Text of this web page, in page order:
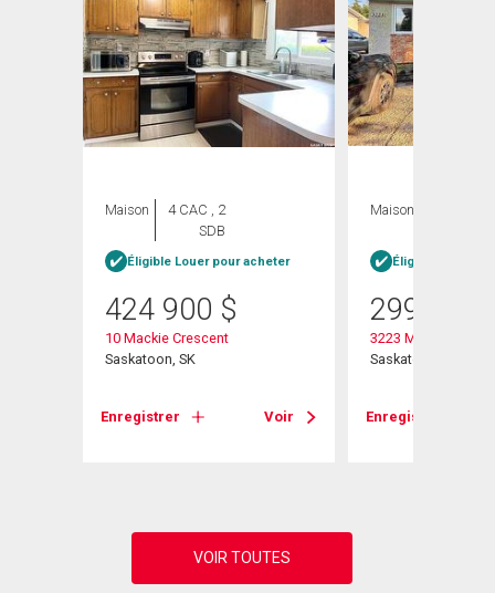
Maison
4 CAC , 2
SDB
Éligible Louer pour acheter
424 900 $
10 Mackie Crescent
Saskatoon, SK
Enregistrer Voir
Maison
Éligible Louer
299 900
3223 Maxwell Street
Saskatoon, SK
Enregistrer